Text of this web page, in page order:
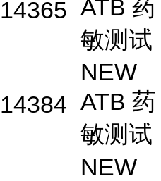
14365 ATB 药
敏测试
14384
NEW
ATB 药
敏测试
NEW